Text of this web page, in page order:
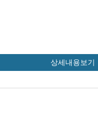
상세내용보기